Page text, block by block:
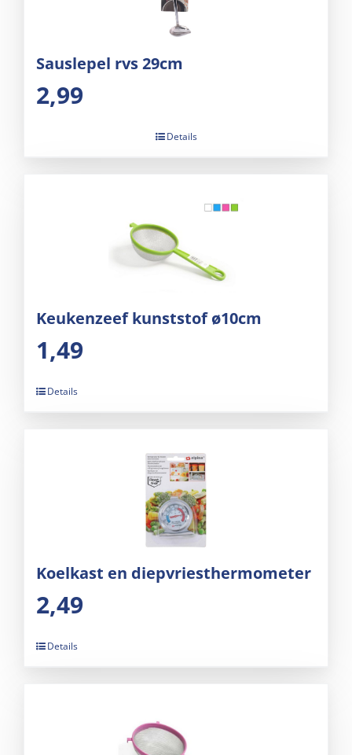
Sauslepel rvs 29cm
2,99
Details
Keukenzeef kunststof ø10cm
1,49
Details
Koelkast en diepvriesthermometer
2,49
Details